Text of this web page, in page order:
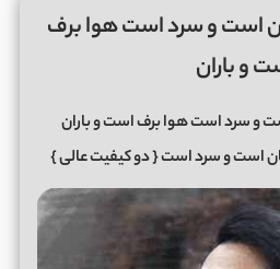
است و سرد است هوا برف
و باران
و سرد است هوا برف است و باران
است و سرد است{ دو کیفیت عالی }